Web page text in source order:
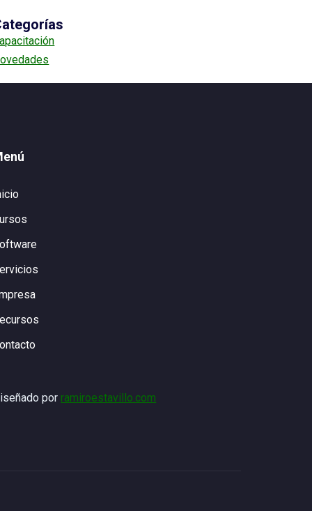
porramiroestavillo.com